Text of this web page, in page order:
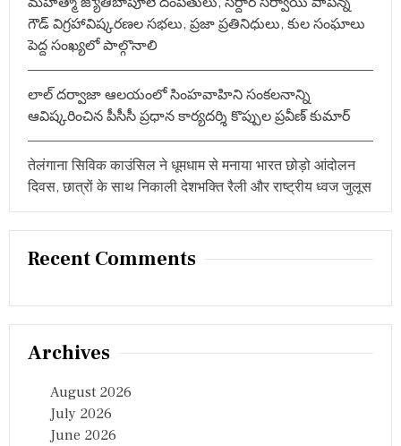
గౌడ్ విగ్రహావిష్కరణల సభలు, ప్రజా ప్రతినిధులు, కుల సంఘాలు
పెద్ద సంఖ్యలో పాల్గొనాలి
లాల్ దర్వాజా ఆలయంలో సింహవాహిని సంకలనాన్ని
ఆవిష్కరించిన పీసీసీ ప్రధాన కార్యదర్శి కొప్పుల ప్రవీణ్ కుమార్
तेलंगाना सिविक काउंसिल ने धूमधाम से मनाया भारत छोड़ो आंदोलन
दिवस, छात्रों के साथ निकाली देशभक्ति रैली और राष्ट्रीय ध्वज जुलूस
Recent Comments
Archives
August 2026
July 2026
June 2026